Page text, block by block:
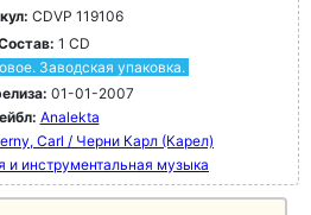
CDVP 119106
1 CD
Заводская упаковка.
01-01-2007
Analekta
Carl / Черни Карл (Карел)
и инструментальная музыка